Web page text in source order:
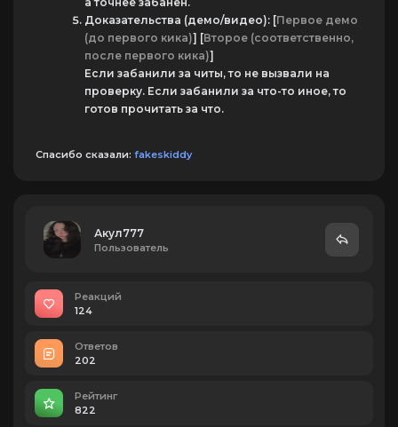
Доказательства (демо/видео): [Первое демо
(до первого кика)] [Второе (соответственно,
после первого кика)]
Если забанили за читы, то не вызвали на
проверку. Если забанили за что-то иное, то
готов прочитать за что.
Спасибо сказали: fakeskiddy
Акул777
Пользователь
Реакций
124
Ответов
202
Рейтинг
822